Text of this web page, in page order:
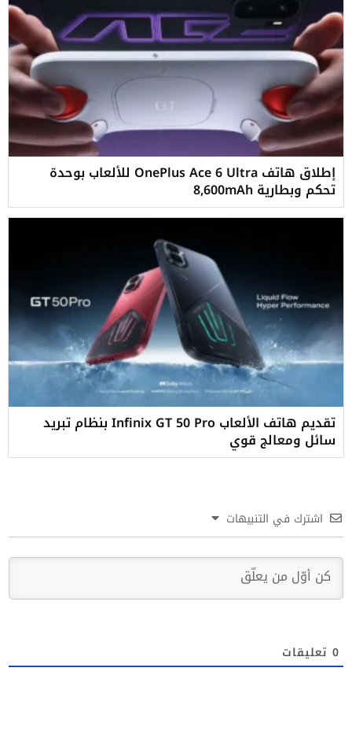
إطلاق هاتف OnePlus Ace 6 Ultra للألعاب بوحدة
تحكم وبطارية 8,600mAh
تقديم هاتف الألعاب Infinix GT 50 Pro بنظام تبريد
سائل ومعالج قوي
اشترك في التنبيهات
0 تعليقات